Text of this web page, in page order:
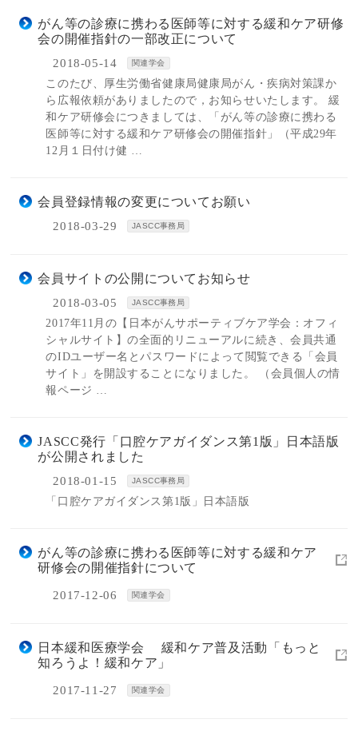
がん等の診療に携わる医師等に対する緩和ケア研修
会の開催指針の一部改正について
2018-05-14 関連学会
このたび、厚生労働省健康局健康局がん・疾病対策課か
ら広報依頼がありましたので，お知らせいたします。 緩
和ケア研修会につきましては、「がん等の診療に携わる
医師等に対する緩和ケア研修会の開催指針」（平成29年
12月１日付け健 …
会員登録情報の変更についてお願い
2018-03-29 JASCC事務局
会員サイトの公開についてお知らせ
2018-03-05 JASCC事務局
2017年11月の【日本がんサポーティブケア学会：オフィ
シャルサイト】の全面的リニューアルに続き、会員共通
のIDユーザー名とパスワードによって閲覧できる「会員
サイト」を開設することになりました。 （会員個人の情
報ページ …
JASCC発行「口腔ケアガイダンス第1版」日本語版
が公開されました
2018-01-15 JASCC事務局
「口腔ケアガイダンス第1版」日本語版
がん等の診療に携わる医師等に対する緩和ケア
研修会の開催指針について
2017-12-06 関連学会
日本緩和医療学会 緩和ケア普及活動「もっと
知ろうよ！緩和ケア」
2017-11-27 関連学会